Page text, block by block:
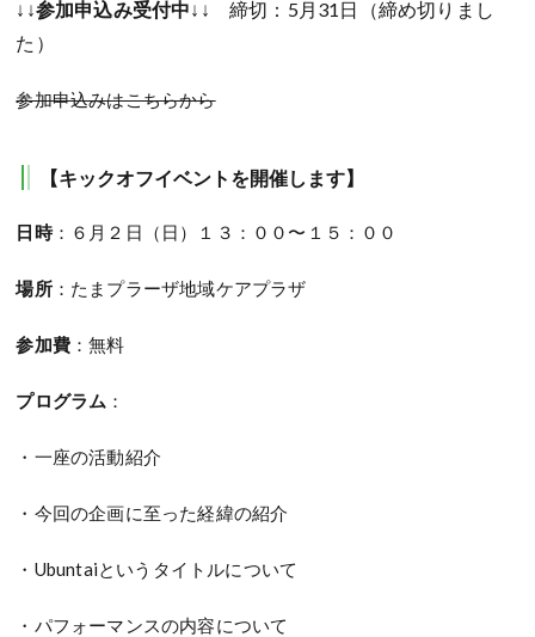
↓↓参加申込み受付中↓↓ 締切：5月31日（締め切りまし
た）
参加申込みはこちらから
【キックオフイベントを開催します】
日時：６月２日（日）１３：００〜１５：００
場所：たまプラーザ地域ケアプラザ
参加費 ：無料
プログラム ：
・一座の活動紹介
・今回の企画に至った経緯の紹介
・Ubuntaiというタイトルについて
・パフォーマンスの内容について